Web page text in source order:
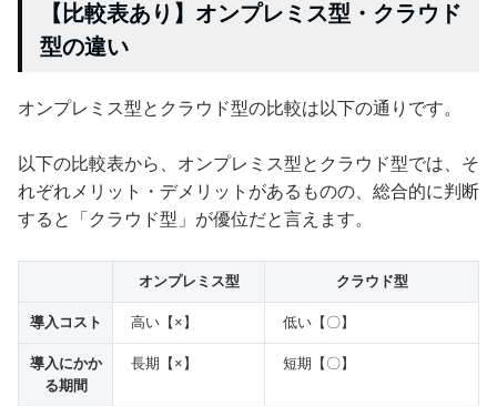
【比較表あり】オンプレミス型・クラウド
型の違い
オンプレミス型とクラウド型の比較は以下の通りです。
以下の比較表から、オンプレミス型とクラウド型では、そ
れぞれメリット・デメリットがあるものの、総合的に判断
すると「クラウド型」が優位だと言えます。
オンプレミス型 クラウド型
導入コスト 高い【×】 低い【〇】
導入にかか
る期間
長期【×】 短期【〇】